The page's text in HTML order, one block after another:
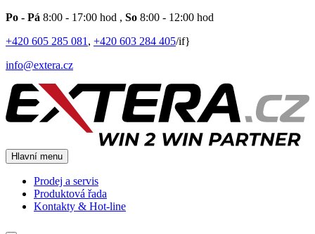
Po - Pá 8:00 - 17:00 hod , So 8:00 - 12:00 hod
+420 605 285 081 , +420 603 284 405/if}
info@extera.cz
Hlavní menu
Prodej a servis
Produktová řada
Kontakty & Hot-line